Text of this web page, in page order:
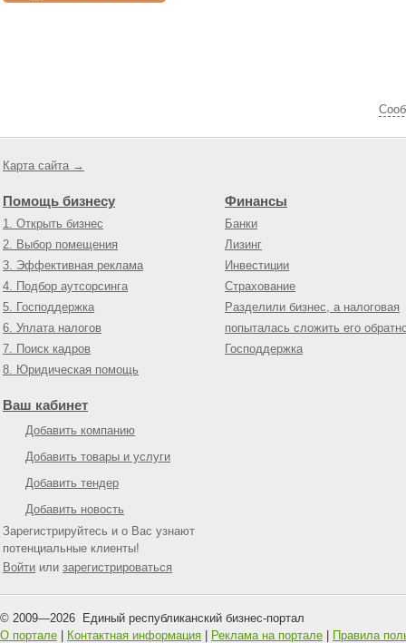
Карта сайта →
Помощь бизнесу
1. Открыть бизнес
2. Выбор помещения
3. Эффективная реклама
4. Подбор аутсорсинга
5. Господдержка
6. Уплата налогов
7. Поиск кадров
8. Юридическая помощь
Финансы
Банки
Лизинг
Инвестиции
Страхование
Разделили бизнес, а налоговая
попыталась сложить его
Господдержка
Ваш кабинет
Добавить компанию
Добавить товары и услуги
Добавить тендер
Добавить новость
Зарегистрируйтесь и о Вас узнают
потенциальные клиенты!
Войти или зарегистрироваться
© 2009—2026 Единый республиканский бизнес-портал
О портале
Контактная информация Реклама на портале Правила